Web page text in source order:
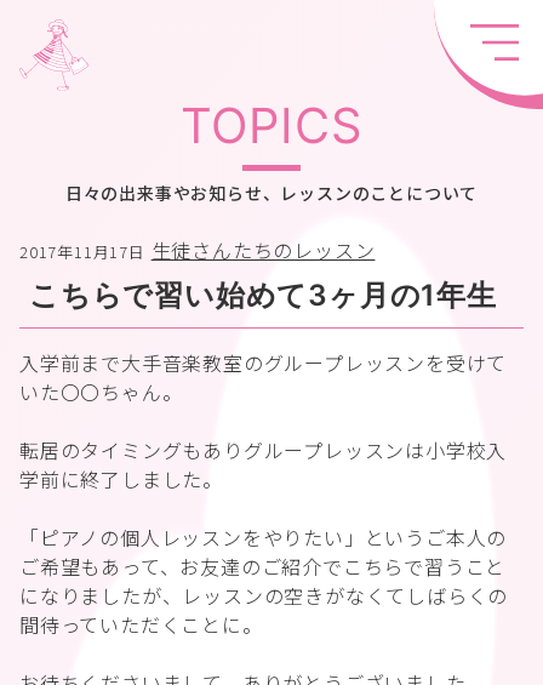
TOPICS
日々の出来事やお知らせ、レッスンのことについて
2017年11月17日 生徒さんたちのレッスン
こちらで習い始めて3ヶ月の1年生
入学前まで大手音楽教室のグループレッスンを受けて
いた〇〇ちゃん。
転居のタイミングもありグループレッスンは小学校入
学前に終了しました。
「ピアノの個人レッスンをやりたい」というご本人の
ご希望もあって、お友達のご紹介でこちらで習うこと
になりましたが、レッスンの空きがなくてしばらくの
間待っていただくことに。